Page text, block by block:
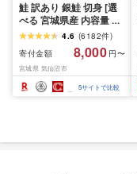
鮭 訳あり 銀鮭 切身 [選
べる 宮城県産 内容量 発
送回数 発送月] [宮城東洋
宮城県 気仙沼市
20566318] 宮城県産 海
鮮 訳アリ 規格外 不揃い
さけ サケ 鮭切身 シャケ
切り身 冷凍 家庭用 おか
4.6 (6182件)
寄付金額
8,000 円〜
宮城県 気仙沼市
5サイトで比較